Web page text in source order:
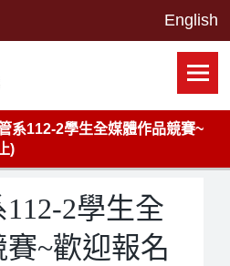
系112-2學生全媒體作品競賽~
)
2學生全
~歡迎報名